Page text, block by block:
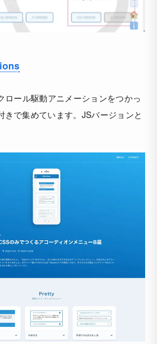
ロール駆動アニメーションをつかっ
きで集めています。JSバージョンと